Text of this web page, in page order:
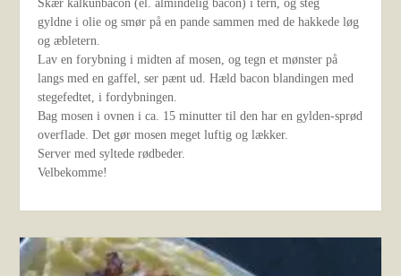
Skær kalkunbacon (el. almindelig bacon) i tern, og steg
gyldne i olie og smør på en pande sammen med de hakkede løg
og æbletern.
Lav en forybning i midten af mosen, og tegn et mønster på
langs med en gaffel, ser pænt ud. Hæld bacon blandingen med
stegefedtet, i fordybningen.
Bag mosen i ovnen i ca. 15 minutter til den har en gylden-sprød
overflade. Det gør mosen meget luftig og lækker.
Server med syltede rødbeder.
Velbekomme!